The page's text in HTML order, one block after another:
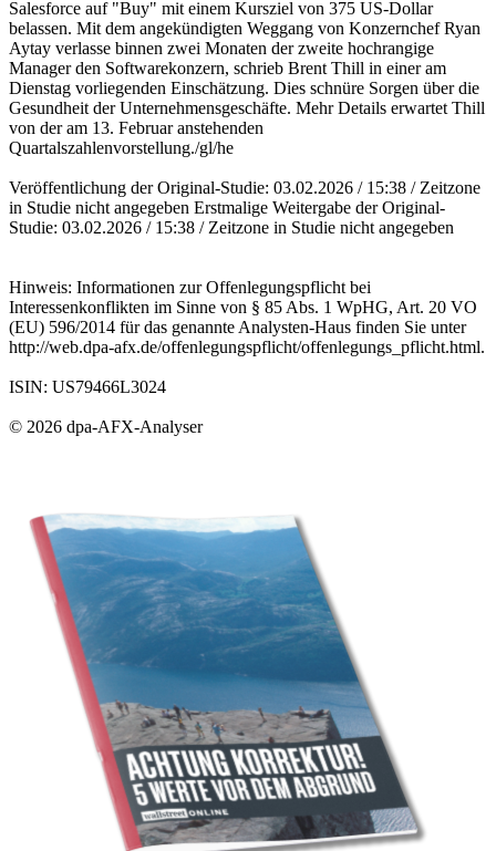
Salesforce auf "Buy" mit einem Kursziel von 375 US-Dollar
belassen. Mit dem angekündigten Weggang von Konzernchef Ryan
Aytay verlasse binnen zwei Monaten der zweite hochrangige
Manager den Softwarekonzern, schrieb Brent Thill in einer am
Dienstag vorliegenden Einschätzung. Dies schnüre Sorgen über die
Gesundheit der Unternehmensgeschäfte. Mehr Details erwartet Thill
von der am 13. Februar anstehenden
Quartalszahlenvorstellung./gl/he
Veröffentlichung der Original-Studie: 03.02.2026 / 15:38 / Zeitzone
in Studie nicht angegeben Erstmalige Weitergabe der Original-
Studie: 03.02.2026 / 15:38 / Zeitzone in Studie nicht angegeben
Hinweis: Informationen zur Offenlegungspflicht bei
Interessenkonflikten im Sinne von § 85 Abs. 1 WpHG, Art. 20 VO
(EU) 596/2014 für das genannte Analysten-Haus finden Sie unter
http://web.dpa-afx.de/offenlegungspflicht/offenlegungs_pflicht.html.
ISIN: US79466L3024
© 2026 dpa-AFX-Analyser